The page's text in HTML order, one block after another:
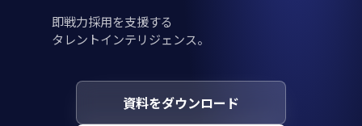
即戦力採用を支援する
タレントインテリジェンス。
資料をダウンロード